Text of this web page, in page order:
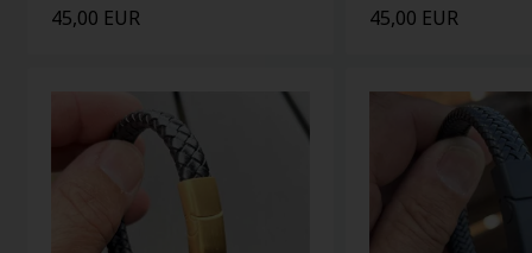
45,00 EUR 45,00 EUR